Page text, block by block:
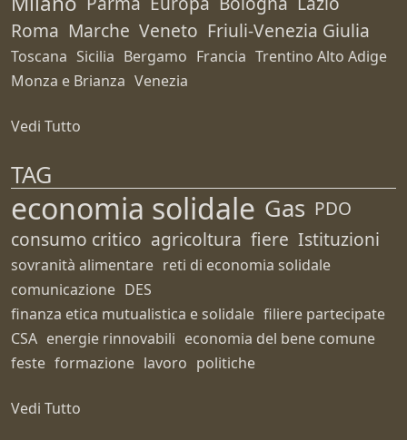
Roma Marche Veneto Friuli-Venezia Giulia
Toscana Sicilia Bergamo Francia Trentino Alto Adige
Monza e Brianza Venezia
Vedi Tutto
TAG
economia solidale Gas PDO
consumo critico agricoltura fiere Istituzioni
sovranità alimentare reti di economia solidale
comunicazione DES
finanza etica mutualistica e solidale filiere partecipate
CSA energie rinnovabili economia del bene comune
feste formazione lavoro politiche
Vedi Tutto